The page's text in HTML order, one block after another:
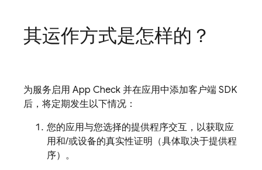
其运作方式是怎样的？
为服务启用 App Check 并在应用中添加客户端 SDK
后，将定期发生以下情况：
您的应用与您选择的提供程序交互，以获取应
用和/或设备的真实性证明（具体取决于提供程
序）。